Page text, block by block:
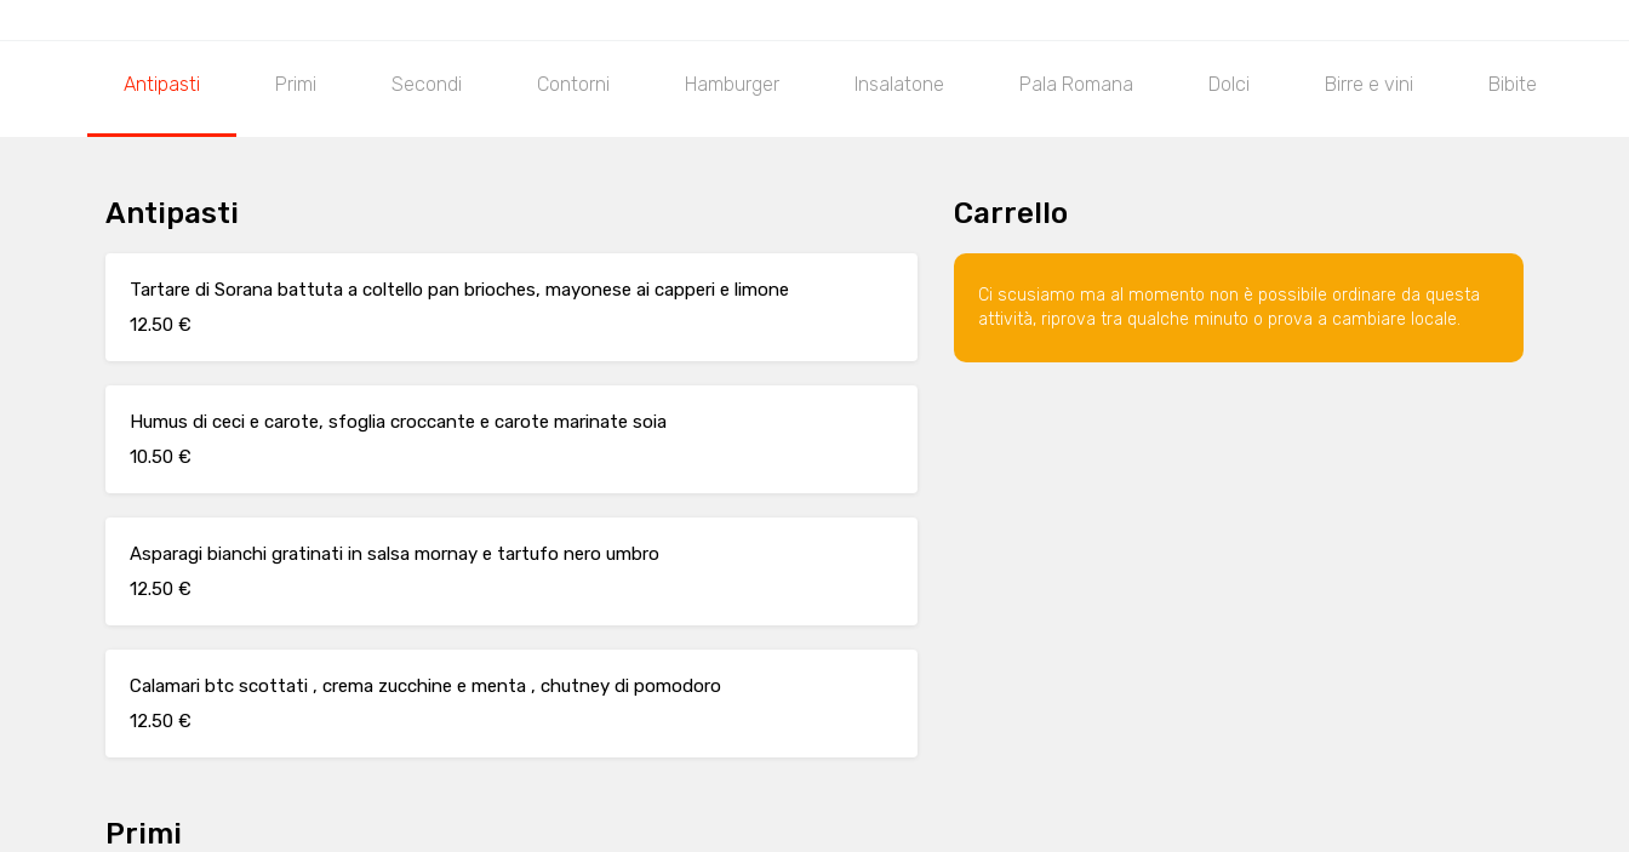
Antipasti Primi Secondi Contorni Hamburger Insalatone Pala Romana Dolci Birre e vini Bibite
Antipasti
Tartare di Sorana battuta a coltello pan brioches, mayonese ai capperi e limone
12.50 €
Humus di ceci e carote, sfoglia croccante e carote marinate soia
10.50 €
Asparagi bianchi gratinati in salsa mornay e tartufo nero umbro
12.50 €
Calamari btc scottati , crema zucchine e menta , chutney di pomodoro
12.50 €
Primi
Carrello
Ci scusiamo ma al momento non è possibile ordinare da questa
attività, riprova tra qualche minuto o prova a cambiare locale.